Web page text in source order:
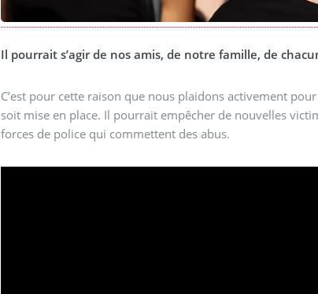
Il pourrait s’agir de nos amis, de notre famille, de
C’est pour cette raison que nous plaidons activement
soit mise en place. Il pourrait empêcher de nouvelles
forces de police qui commettent des abus.